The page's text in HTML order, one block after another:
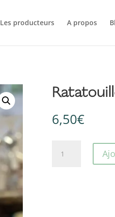
Les producteurs A propos
6,50€